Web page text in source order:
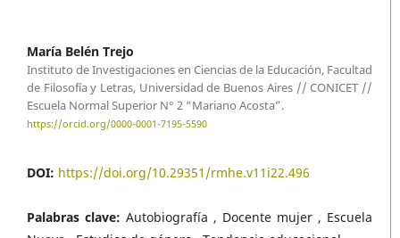
María Belén Trejo
Instituto de Investigaciones en Ciencias de la Educación, Facultad
de Filosofía y Letras, Universidad de Buenos Aires // CONICET //
Escuela Normal Superior N° 2 “Mariano Acosta”.
https://orcid.org/0000-0001-7195-5590
DOI: https://doi.org/10.29351/rmhe.v11i22.496
Palabras clave: Autobiografía , Docente mujer , Escuela